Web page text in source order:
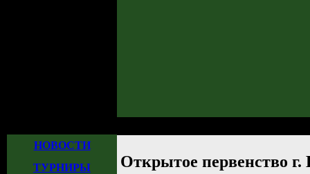
НОВОСТИ
ТУРНИРЫ
Открытое первенство г.